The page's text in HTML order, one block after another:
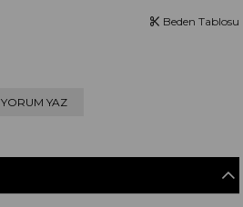
Beden Tablosu
YORUM YAZ